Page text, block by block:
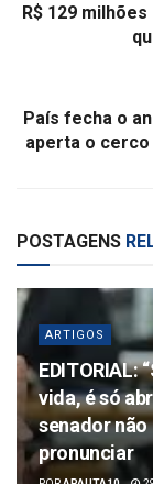
R$ 129
País fecha o
aperta o
POSTAGENS
ARTIGOS
EDITORIAL:
vida, é só
senador
pronunciar